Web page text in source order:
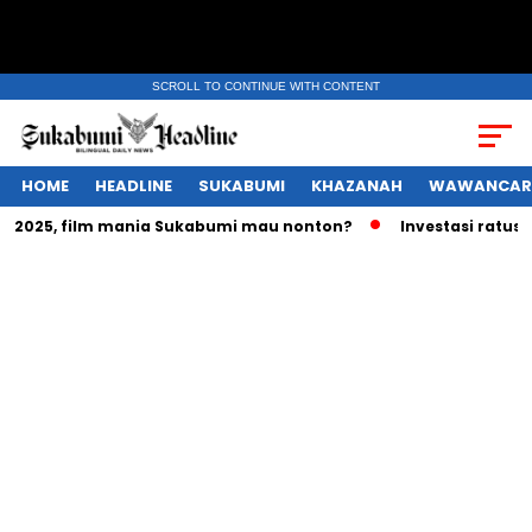
SCROLL TO CONTINUE WITH CONTENT
HOME HEADLINE SUKABUMI KHAZANAH
film mania Sukabumi mau nonton? Investasi ratusan